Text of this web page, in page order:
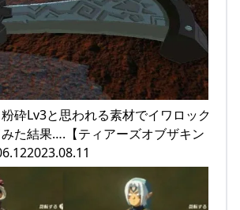
粉砕Lv3と思われる素材でイワロック
た結果….【ティアーズオブザキン